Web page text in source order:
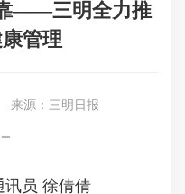
——三明全力推
管理
来源：三明日报
员 徐倩倩